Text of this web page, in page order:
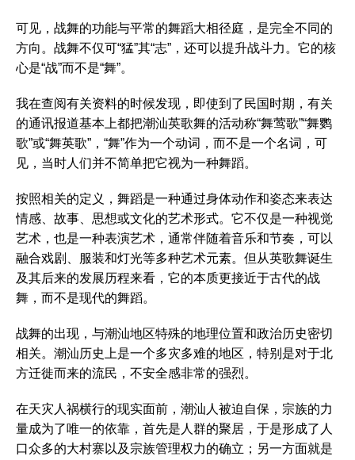
可见，战舞的功能与平常的舞蹈大相径庭，是完全不同的
方向。战舞不仅可“猛”其“志”，还可以提升战斗力。它的核
心是“战”而不是“舞”。
我在查阅有关资料的时候发现，即使到了民国时期，有关
的通讯报道基本上都把潮汕英歌舞的活动称“舞莺歌”“舞鹦
歌”或“舞英歌”，“舞”作为一个动词，而不是一个名词，可
见，当时人们并不简单把它视为一种舞蹈。
按照相关的定义，舞蹈是一种通过身体动作和姿态来表达
情感、故事、思想或文化的艺术形式。它不仅是一种视觉
艺术，也是一种表演艺术，通常伴随着音乐和节奏，可以
融合戏剧、服装和灯光等多种艺术元素。但从英歌舞诞生
及其后来的发展历程来看，它的本质更接近于古代的战
舞，而不是现代的舞蹈。
战舞的出现，与潮汕地区特殊的地理位置和政治历史密切
相关。潮汕历史上是一个多灾多难的地区，特别是对于北
方迁徙而来的流民，不安全感非常的强烈。
在天灾人祸横行的现实面前，潮汕人被迫自保，宗族的力
量成为了唯一的依靠，首先是人群的聚居，于是形成了人
口众多的大村寨以及宗族管理权力的确立；另一方面就是